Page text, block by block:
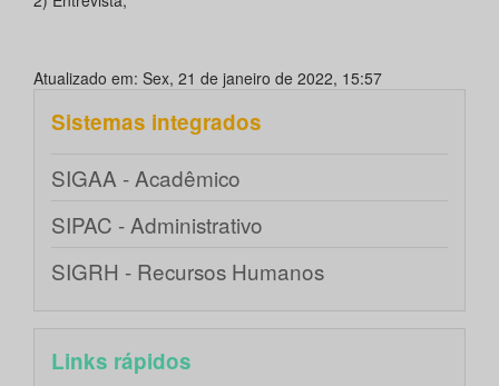
Atualizado em: Sex, 21 de janeiro de 2022, 15:57
Sistemas integrados
SIGAA - Acadêmico
SIPAC - Administrativo
SIGRH - Recursos Humanos
Links rápidos